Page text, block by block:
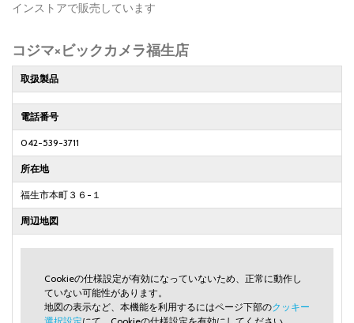
インストアで販売しています
コジマ×ビックカメラ福生店
取扱製品
電話番号
042-539-3711
所在地
福生市本町３６-１
周辺地図
Cookieの仕様設定が有効になっていないため、正常に動作し
ていない可能性があります。
地図の表示など、本機能を利用するにはページ下部のクッキー